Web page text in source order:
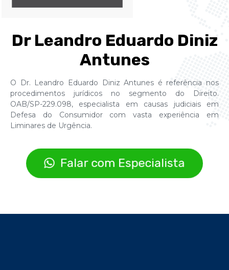
Dr Leandro Eduardo Diniz
Antunes
O Dr. Leandro Eduardo Diniz Antunes é referência nos
procedimentos jurídicos no segmento do Direito.
OAB/SP-229.098, especialista em causas judiciais em
Defesa do Consumidor com vasta experiência em
Liminares de Urgência.
Falar com Especialista